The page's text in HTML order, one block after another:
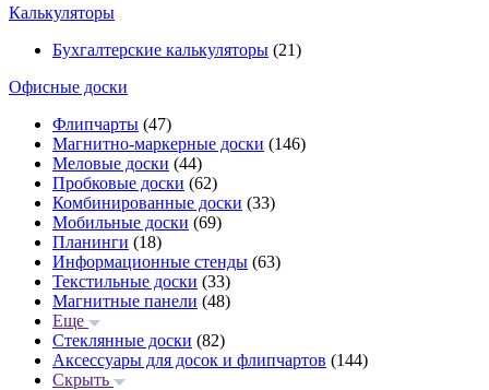
Калькуляторы
Бухгалтерские калькуляторы (21)
Офисные доски
Флипчарты (47)
Магнитно-маркерные доски (146)
Меловые доски (44)
Пробковые доски (62)
Комбинированные доски (33)
Мобильные доски (69)
Планинги (18)
Информационные стенды (63)
Текстильные доски (33)
Магнитные панели (48)
Еще
Стеклянные доски (82)
Аксессуары для досок и флипчартов (144)
Скрыть